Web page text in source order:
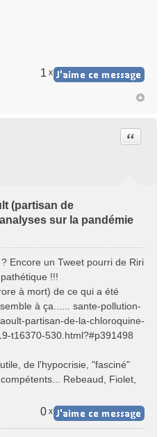
1 x
(partisan de
sur la pandémie
Citer
Encore un Tweet pourri de Riri
!!!
à mort) de ce qui a été
à ça...... sante-pollution-
partisan-de-la-chloroquine-
t16370-530.html?#p391498
de l'hypocrisie, "fasciné"
Rebeaud, Fiolet,
0 x